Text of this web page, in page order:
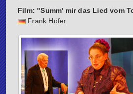
Film: "Summ' mir das Lied vom
Frank Höfer